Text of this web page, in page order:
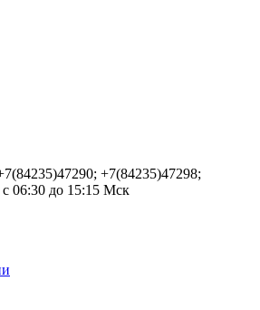
+7(84235)47298;
06:30 до 15:15 Мск